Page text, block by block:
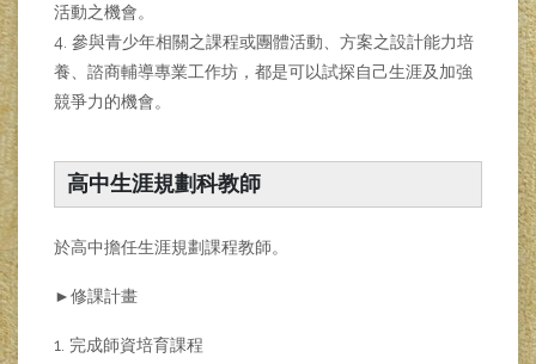
活動之機會。
4. 參與青少年相關之課程或團體活動、方案之設計能力培
養、諮商輔導專業工作坊，都是可以試探自己生涯及加強
競爭力的機會。
高中生涯規劃科教師
於高中擔任生涯規劃課程教師。
►修課計畫
1. 完成師資培育課程